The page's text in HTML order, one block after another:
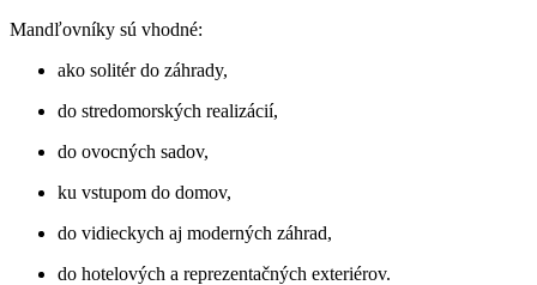
Mandľovníky sú vhodné:
ako solitér do záhrady,
do stredomorských realizácií,
do ovocných sadov,
ku vstupom do domov,
do vidieckych aj moderných záhrad,
do hotelových a reprezentačných exteriérov.